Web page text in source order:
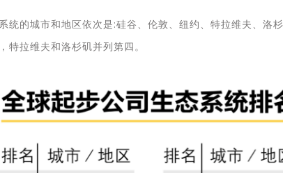
统的城市和地区依次是:硅谷、伦敦、纽约、特拉维夫、洛杉
特拉维夫和洛杉矶并列第四。